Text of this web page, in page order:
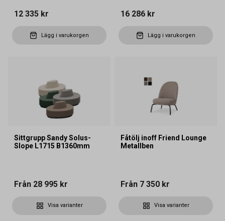
12 335 kr
Lägg i varukorgen
16 286 kr
Lägg i varukorgen
Sittgrupp Sandy Solus-
Slope L1715 B1360mm
Från 28 995 kr
Visa varianter
Fåtölj inoff Friend Lounge
Metallben
Från 7 350 kr
Visa varianter